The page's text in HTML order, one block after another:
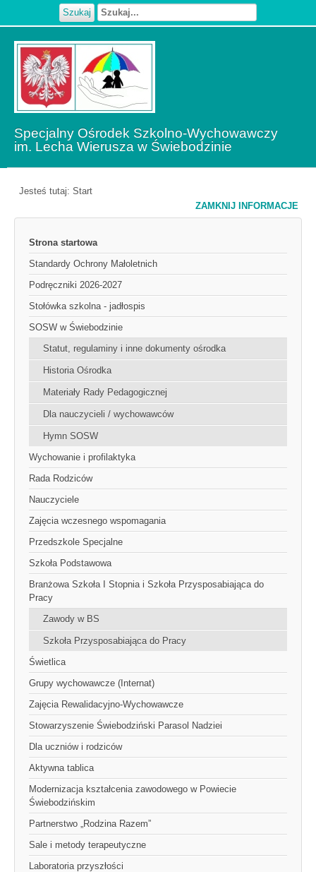
Specjalny Ośrodek Szkolno-Wychowawczy
im. Lecha Wierusza w Świebodzinie
Szukaj
Jesteś tutaj: Start
Strona startowa
Standardy Ochrony Małoletnich
Podręczniki 2026-2027
Stołówka szkolna - jadłospis
SOSW w Świebodzinie
Statut, regulaminy i inne dokumenty ośrodka
Historia Ośrodka
Materiały Rady Pedagogicznej
Dla nauczycieli / wychowawców
Hymn SOSW
Wychowanie i profilaktyka
Rada Rodziców
Nauczyciele
Zajęcia wczesnego wspomagania
Przedszkole Specjalne
Szkoła Podstawowa
Branżowa Szkoła I Stopnia i Szkoła Przysposabiająca do
Pracy
Zawody w BS
Szkoła Przysposabiająca do Pracy
Świetlica
Grupy wychowawcze (Internat)
Zajęcia Rewalidacyjno-Wychowawcze
Stowarzyszenie Świebodziński Parasol Nadziei
Dla uczniów i rodziców
Aktywna tablica
Modernizacja kształcenia zawodowego w Powiecie
Świebodzińskim
Partnerstwo „Rodzina Razem”
Sale i metody terapeutyczne
Laboratoria przyszłości
ZAMKNIJ INFORMACJE